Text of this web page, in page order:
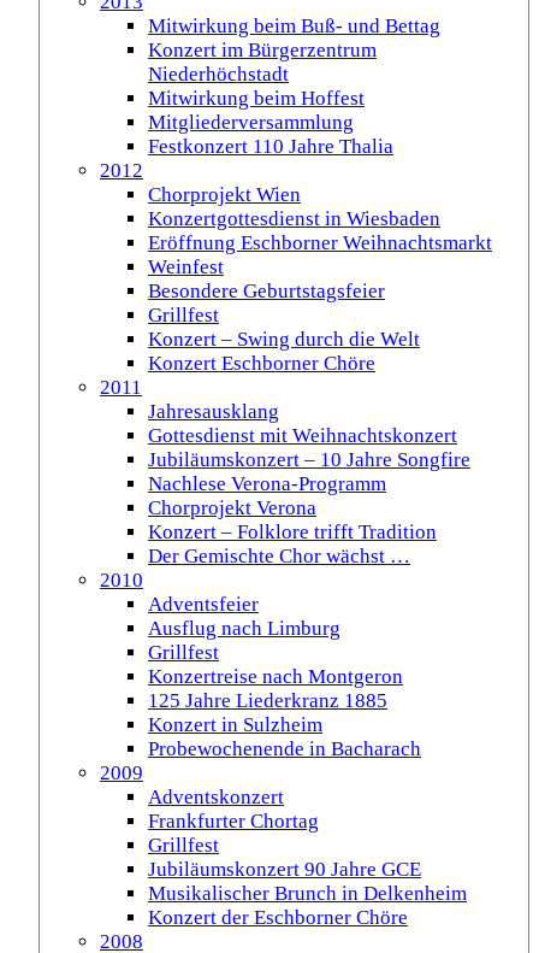
Mitwirkung beim Buß- und Bettag
Konzert im Bürgerzentrum
Niederhöchstadt
Mitwirkung beim Hoffest
Mitgliederversammlung
Festkonzert 110 Jahre Thalia
2012
Chorprojekt Wien
Konzertgottesdienst in Wiesbaden
Eröffnung Eschborner Weihnachtsmarkt
Weinfest
Besondere Geburtstagsfeier
Grillfest
Konzert – Swing durch die Welt
Konzert Eschborner Chöre
2011
Jahresausklang
Gottesdienst mit Weihnachtskonzert
Jubiläumskonzert – 10 Jahre Songfire
Nachlese Verona-Programm
Chorprojekt Verona
Konzert – Folklore trifft Tradition
Der Gemischte Chor wächst …
2010
Adventsfeier
Ausflug nach Limburg
Grillfest
Konzertreise nach Montgeron
125 Jahre Liederkranz 1885
Konzert in Sulzheim
Probewochenende in Bacharach
2009
Adventskonzert
Frankfurter Chortag
Grillfest
Jubiläumskonzert 90 Jahre GCE
Musikalischer Brunch in Delkenheim
Konzert der Eschborner Chöre
2008